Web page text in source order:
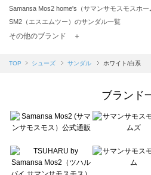
Samansa Mos2 home's（サマンサモスモスホ
SM2（エスエムツー）のサンダル一覧
TSUHARU by Samansa Mos2（ツハルバイサマ
Samansa Mos2 blue（サマンサモスモス ブルー
sō4ū（ソウフォーユー）のサンダル一覧
Te chichi（テチチ）のサンダル一覧
Te chichi CLASSIC（テチチ クラシック）のサン
Lugnoncure（ルノンキュール）のサンダル一覧
BETTY'S BLUE（べティーズブルー）のサンダル
その他のブランド ＋
TOP シューズ サンダル ホワイト/白系
ブランド